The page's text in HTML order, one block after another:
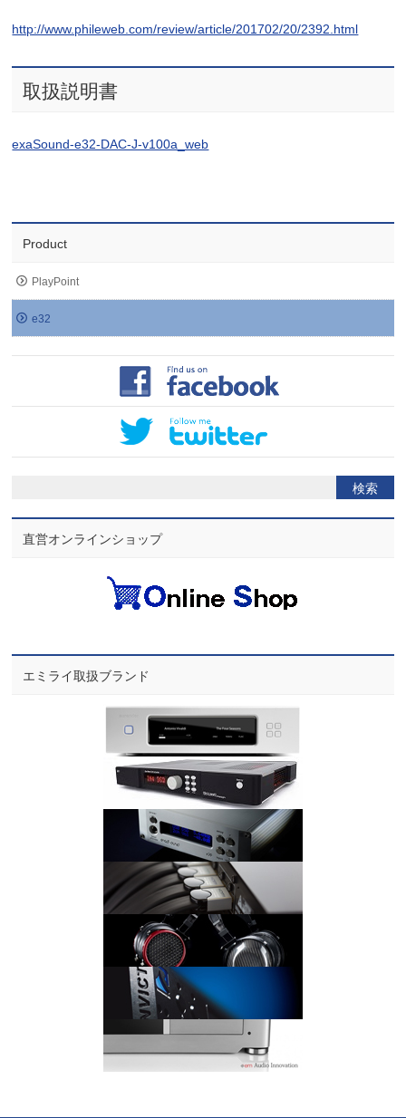
http://www.phileweb.com/review/article/201702/20/2392.html
取扱説明書
exaSound-e32-DAC-J-v100a_web
Product
PlayPoint
e32
直営オンラインショップ
エミライ取扱ブランド